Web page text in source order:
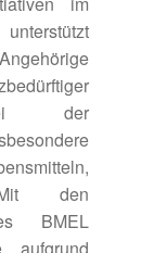
der
Mit den
BMEL
aufgrund